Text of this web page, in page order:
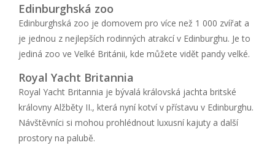
Edinburghská zoo
Edinburghská zoo je domovem pro více než 1 000 zvířat a
je jednou z nejlepších rodinných atrakcí v Edinburghu. Je to
jediná zoo ve Velké Británii, kde můžete vidět pandy velké.
Royal Yacht Britannia
Royal Yacht Britannia je bývalá královská jachta britské
královny Alžběty II., která nyní kotví v přístavu v Edinburghu.
Návštěvníci si mohou prohlédnout luxusní kajuty a další
prostory na palubě.